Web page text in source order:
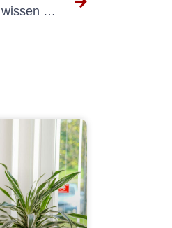
Essentielle Checkliste für Elektro Ersterung: Was Sie wissen müssen